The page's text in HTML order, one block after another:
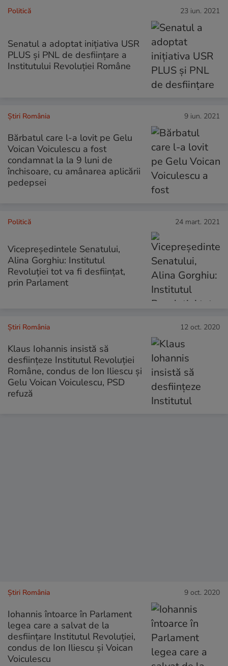
Politică 23 iun. 2021
Senatul a adoptat iniţiativa USR
PLUS şi PNL de desfiinţare a
Institutului Revoluţiei Române
Știri România 9 iun. 2021
Bărbatul care l-a lovit pe Gelu
Voican Voiculescu a fost
condamnat la la 9 luni de
închisoare, cu amânarea aplicării
pedepsei
Politică 24 mart. 2021
Vicepreședintele Senatului,
Alina Gorghiu: Institutul
Revoluției tot va fi desființat,
prin Parlament
Știri România 12 oct. 2020
Klaus Iohannis insistă să
desființeze Institutul Revoluției
Române, condus de Ion Iliescu și
Gelu Voican Voiculescu, PSD
refuză
Știri România 9 oct. 2020
Iohannis întoarce în Parlament
legea care a salvat de la
desființare Institutul Revoluției,
condus de Ion Iliescu și Voican
Voiculescu